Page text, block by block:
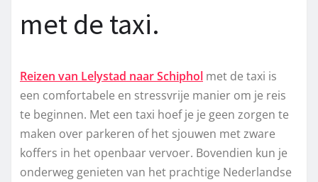
met de taxi.
Reizen van Lelystad naar Schiphol met de taxi is
een comfortabele en stressvrije manier om je reis
te beginnen. Met een taxi hoef je je geen zorgen te
maken over parkeren of het sjouwen met zware
koffers in het openbaar vervoer. Bovendien kun je
onderweg genieten van het prachtige Nederlandse